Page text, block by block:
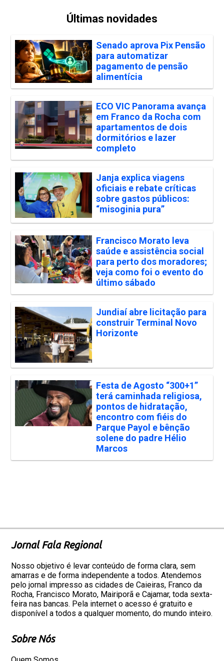
Últimas novidades
Senado aprova Pix Pensão
para automatizar
pagamento de pensão
alimentícia
ECO VIC Panorama avança
em Franco da Rocha com
apartamentos de dois
dormitórios e lazer
completo
Janja explica viagens
oficiais e rebate críticas
sobre gastos públicos:
“misoginia pura”
Francisco Morato leva
saúde e assistência social
para perto dos moradores;
veja como foi o evento do
último sábado
Jundiaí abre licitação para
construir Terminal Novo
Horizonte
Festa de Agosto “300+1”
terá caminhada religiosa,
pontos de hidratação,
encontro com fiéis do
Parque Payol e bênção
solene do padre Hélio
Marcos
Jornal Fala Regional
Nosso objetivo é levar conteúdo de forma clara, sem
amarras e de forma independente a todos. Atendemos
pelo jornal impresso as cidades de Caieiras, Franco da
Rocha, Francisco Morato, Mairiporã e Cajamar, toda sexta-
feira nas bancas. Pela internet o acesso é gratuito e
disponível a todos a qualquer momento, do mundo inteiro.
Sobre Nós